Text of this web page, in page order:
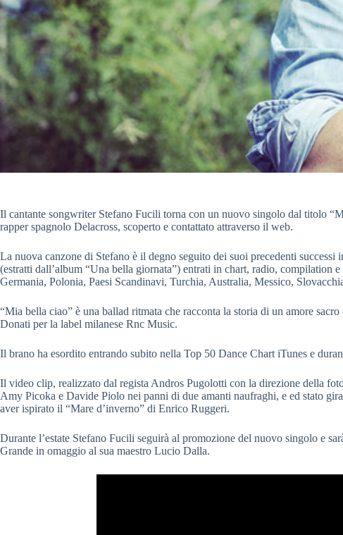
Il cantante songwriter Stefano Fucili torna con un nuovo singolo dal titolo
rapper spagnolo Delacross, scoperto e contattato attraverso il web.
La nuova canzone di Stefano è il degno seguito dei suoi precedenti
(estratti dall’album “Una bella giornata”) entrati in chart, radio, compilation
Germania, Polonia, Paesi Scandinavi, Turchia, Australia, Messico,
“Mia bella ciao” è una ballad ritmata che racconta la storia di un amore
Donati per la label milanese Rnc Music.
Il brano ha esordito entrando subito nella Top 50 Dance Chart iTunes e
Il video clip, realizzato dal regista Andros Pugolotti con la direzione della
Amy Picoka e Davide Piolo nei panni di due amanti naufraghi, e ed stato
aver ispirato il “Mare d’inverno” di Enrico Ruggeri.
Durante l’estate Stefano Fucili seguirà al promozione del nuovo singolo e
Grande in omaggio al sua maestro Lucio Dalla.